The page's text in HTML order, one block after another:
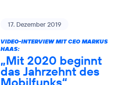
17. Dezember 2019
VIDEO-INTERVIEW MIT CEO MARKUS
HAAS:
„Mit 2020 beginnt
das Jahrzehnt des
Mobilfunks“